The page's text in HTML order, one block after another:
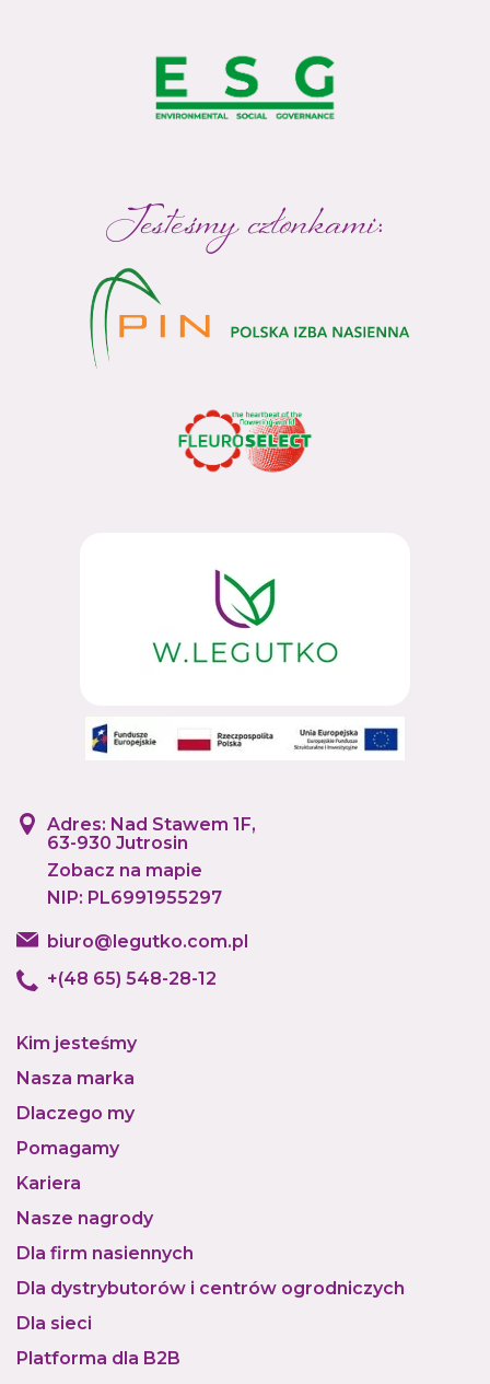
Jesteśmy członkami:
Kim jesteśmy
Nasza marka
Dlaczego my
Pomagamy
Kariera
Nasze nagrody
Dla firm nasiennych
Dla dystrybutorów i centrów ogrodniczych
Dla sieci
Platforma dla B2B
Adres: Nad Stawem 1F,
63-930 Jutrosin
Zobacz na mapie
NIP: PL6991955297
biuro@legutko.com.pl
+(48 65) 548-28-12